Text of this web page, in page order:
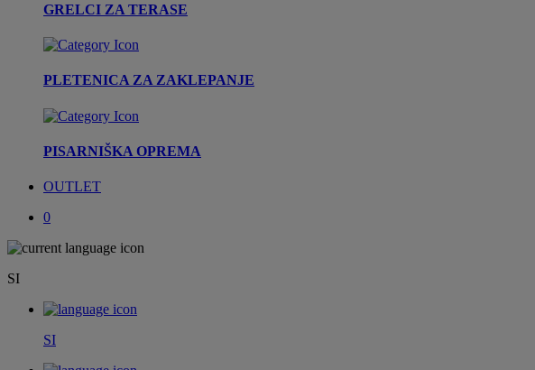
GRELCI ZA TERASE
PLETENICA ZA ZAKLEPANJE
PISARNIŠKA OPREMA
OUTLET
0
SI
SI